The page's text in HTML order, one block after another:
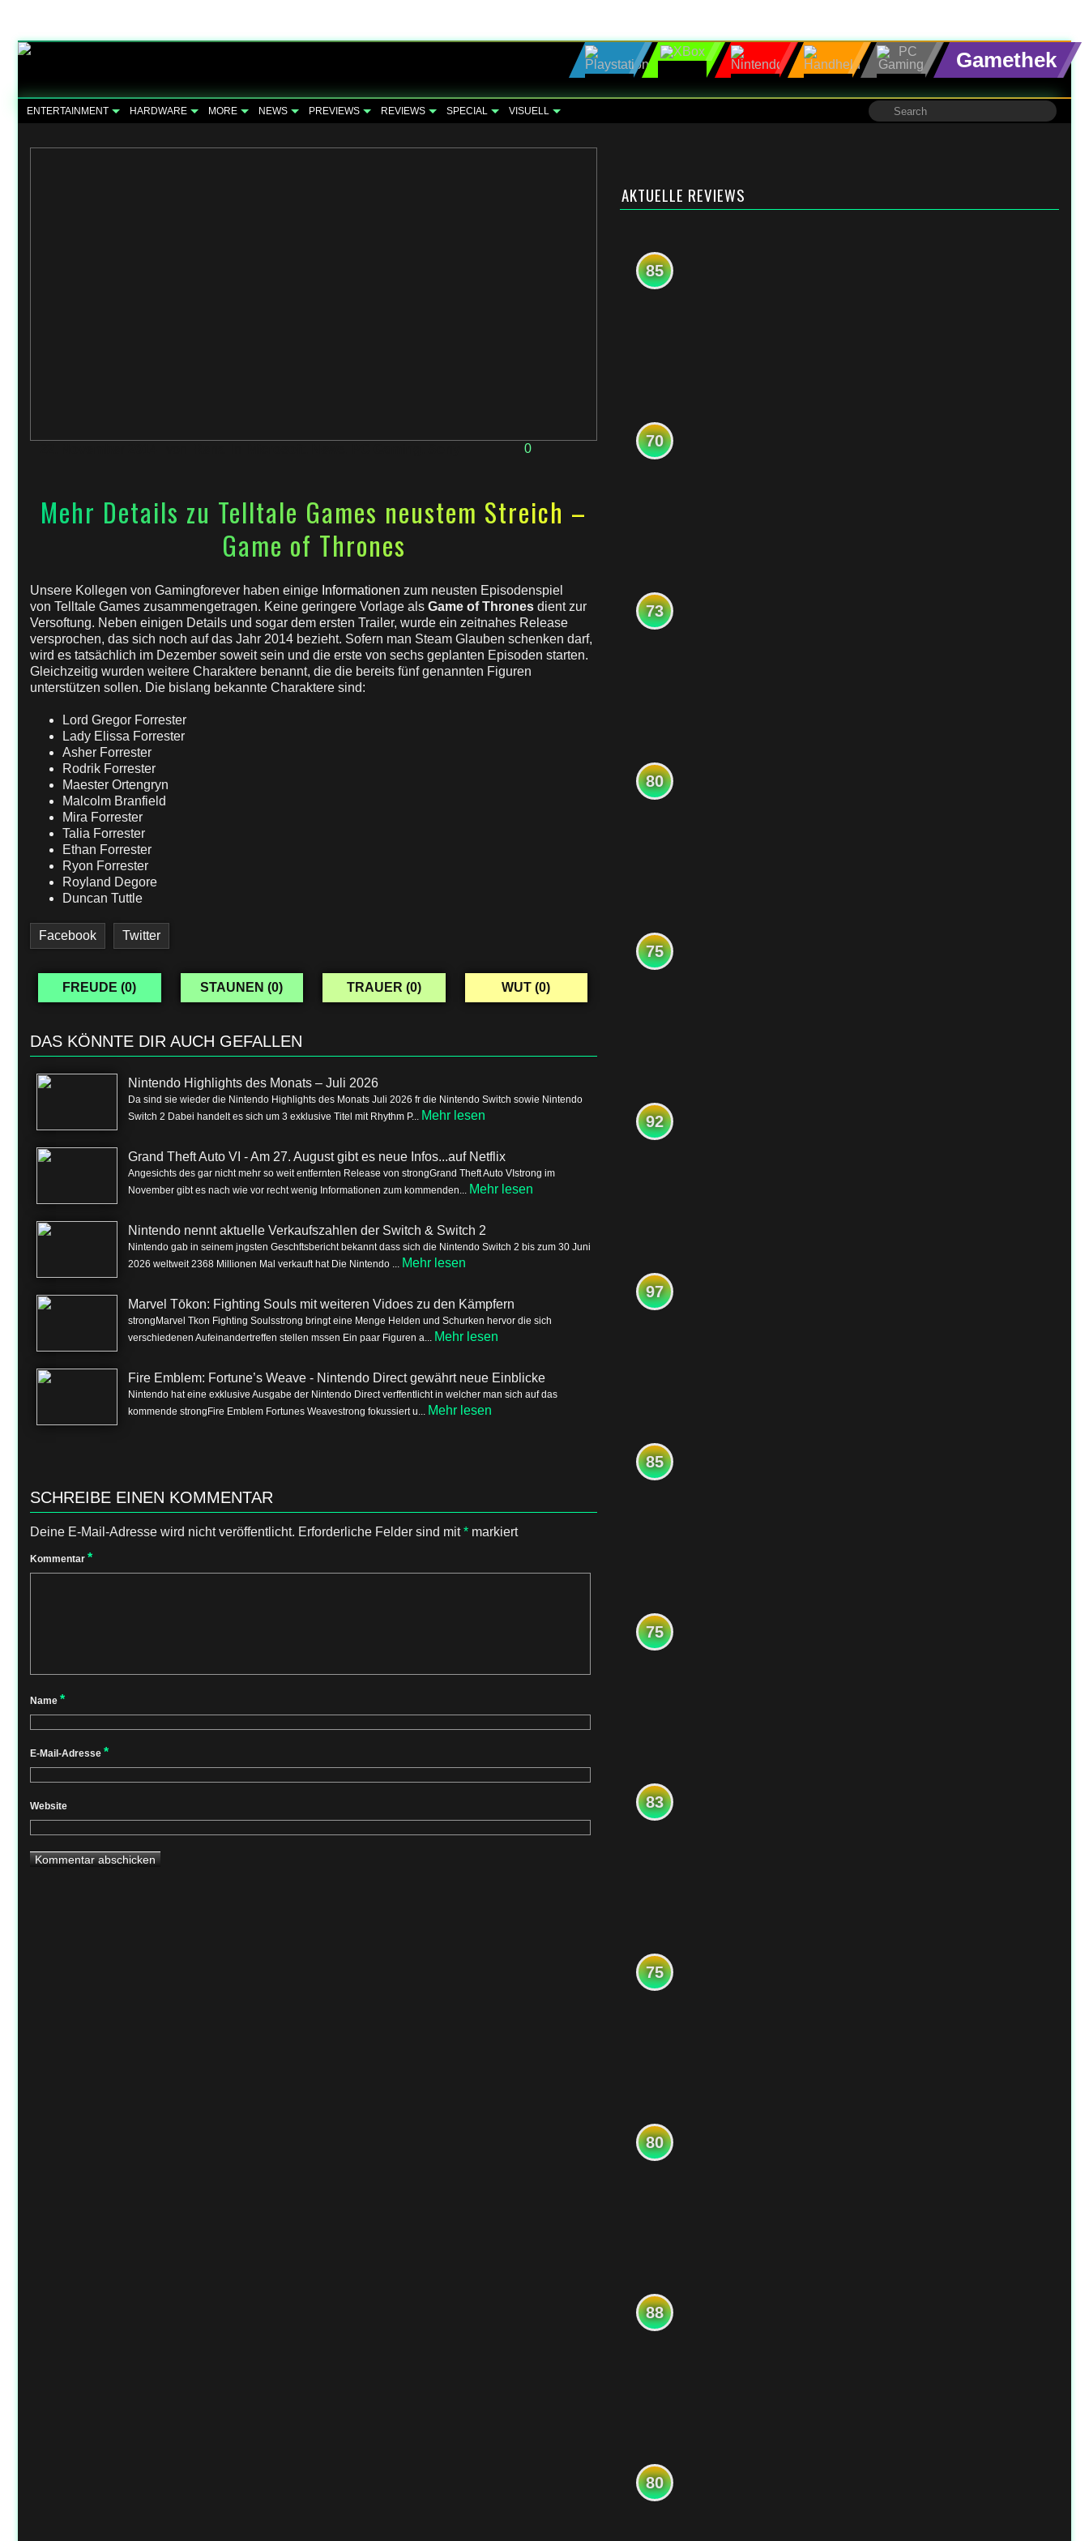
Gamethek
ENTERTAINMENT HARDWARE MORE NEWS PREVIEWS REVIEWS SPECIAL VISUELL
0
Mehr Details zu Telltale Games neustem Streich –
Game of Thrones
Unsere Kollegen von Gamingforever haben einige Informationen zum neusten Episodenspiel
von Telltale Games zusammengetragen. Keine geringere Vorlage als Game of Thrones dient zur
Versoftung. Neben einigen Details und sogar dem ersten Trailer, wurde ein zeitnahes Release
versprochen, das sich noch auf das Jahr 2014 bezieht. Sofern man Steam Glauben schenken darf,
wird es tatsächlich im Dezember soweit sein und die erste von sechs geplanten Episoden starten.
Gleichzeitig wurden weitere Charaktere benannt, die die bereits fünf genannten Figuren
unterstützen sollen. Die bislang bekannte Charaktere sind:
Lord Gregor Forrester
Lady Elissa Forrester
Asher Forrester
Rodrik Forrester
Maester Ortengryn
Malcolm Branfield
Mira Forrester
Talia Forrester
Ethan Forrester
Ryon Forrester
Royland Degore
Duncan Tuttle
Facebook Twitter
FREUDE (0) STAUNEN (0) TRAUER (0) WUT (0)
DAS KÖNNTE DIR AUCH GEFALLEN
Nintendo Highlights des Monats – Juli 2026
Da sind sie wieder die Nintendo Highlights des Monats Juli 2026 fr die Nintendo Switch sowie Nintendo
Switch 2 Dabei handelt es sich um 3 exklusive Titel mit Rhythm P... Mehr lesen
Grand Theft Auto VI - Am 27. August gibt es neue Infos...auf Netflix
Angesichts des gar nicht mehr so weit entfernten Release von strongGrand Theft Auto VIstrong im
November gibt es nach wie vor recht wenig Informationen zum kommenden... Mehr lesen
Nintendo nennt aktuelle Verkaufszahlen der Switch & Switch 2
Nintendo gab in seinem jngsten Geschftsbericht bekannt dass sich die Nintendo Switch 2 bis zum 30 Juni
2026 weltweit 2368 Millionen Mal verkauft hat Die Nintendo ... Mehr lesen
Marvel Tōkon: Fighting Souls mit weiteren Vidoes zu den Kämpfern
strongMarvel Tkon Fighting Soulsstrong bringt eine Menge Helden und Schurken hervor die sich
verschiedenen Aufeinandertreffen stellen mssen Ein paar Figuren a... Mehr lesen
Fire Emblem: Fortune’s Weave - Nintendo Direct gewährt neue Einblicke
Nintendo hat eine exklusive Ausgabe der Nintendo Direct verffentlicht in welcher man sich auf das
kommende strongFire Emblem Fortunes Weavestrong fokussiert u... Mehr lesen
SCHREIBE EINEN KOMMENTAR
Deine E-Mail-Adresse wird nicht veröffentlicht. Erforderliche Felder sind mit* markiert
Kommentar *
Name *
E-Mail-Adresse *
Website
AKTUELLE REVIEWS
85
70
73
80
75
92
97
85
75
83
75
80
88
80